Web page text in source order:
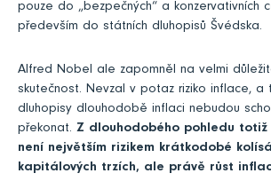
pouze do „bezpečných“ a konzervativních
především do státních dluhopisů Švédska.
Alfred Nobel ale zapomněl na velmi
skutečnost. Nevzal v potaz riziko inflace,
dluhopisy dlouhodobě inflaci nebudou
překonat. Z dlouhodobého pohledu
není největším rizikem krátkodobé
kapitálových trzích, ale právě růst